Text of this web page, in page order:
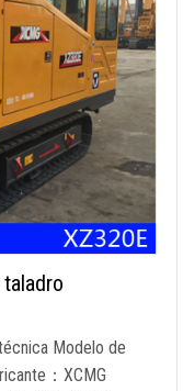
Modelo de
：XCMG